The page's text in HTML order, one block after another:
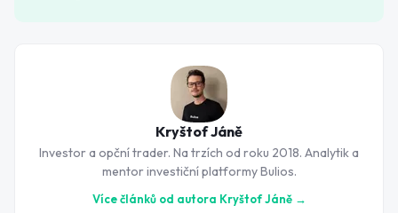
Kryštof Jáně
Investor a opční trader. Na trzích od roku 2018. Analytik a
mentor investiční platformy Bulios.
Více článků od autora Kryštof Jáně →